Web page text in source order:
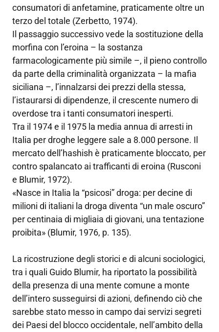
consumatori di anfetamine, praticamente oltre un
terzo del totale (Zerbetto, 1974).
Il passaggio successivo vede la sostituzione della
morfina con l’eroina – la sostanza
farmacologicamente più simile –, il pieno controllo
da parte della criminalità organizzata – la mafia
siciliana –, l’innalzarsi dei prezzi della stessa,
l’istaurarsi di dipendenze, il crescente numero di
overdose tra i tanti consumatori inesperti.
Tra il 1974 e il 1975 la media annua di arresti in
Italia per droghe leggere sale a 8.000 persone. Il
mercato dell’hashish è praticamente bloccato, per
contro spalancato ai trafficanti di eroina (Rusconi
e Blumir, 1972).
«Nasce in Italia la “psicosi” droga: per decine di
milioni di italiani la droga diventa “un male oscuro”
per centinaia di migliaia di giovani, una tentazione
proibita» (Blumir, 1976, p. 135).
La ricostruzione degli storici e di alcuni sociologici,
tra i quali Guido Blumir, ha riportato la possibilità
della presenza di una mente comune a monte
dell’intero susseguirsi di azioni, definendo ciò che
sarebbe stato messo in campo dai servizi segreti
dei Paesi del blocco occidentale, nell’ambito della